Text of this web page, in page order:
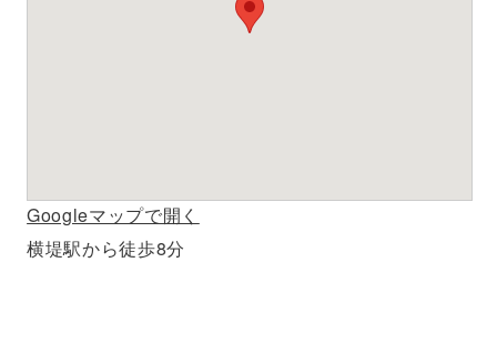
Googleマップで開く
横堤駅から徒歩8分